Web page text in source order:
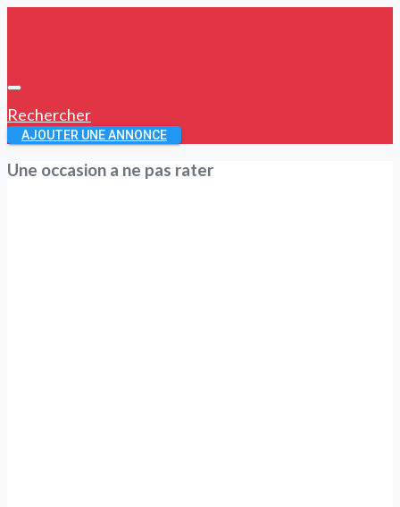
Rechercher
AJOUTER UNE ANNONCE
Une occasion a ne pas rater